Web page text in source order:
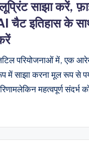
साझा करें,
चैट इतिहास के
परियोजनाओं में, एक
में साझा करना मूल रूप से
महत्वपूर्ण संदर्भ